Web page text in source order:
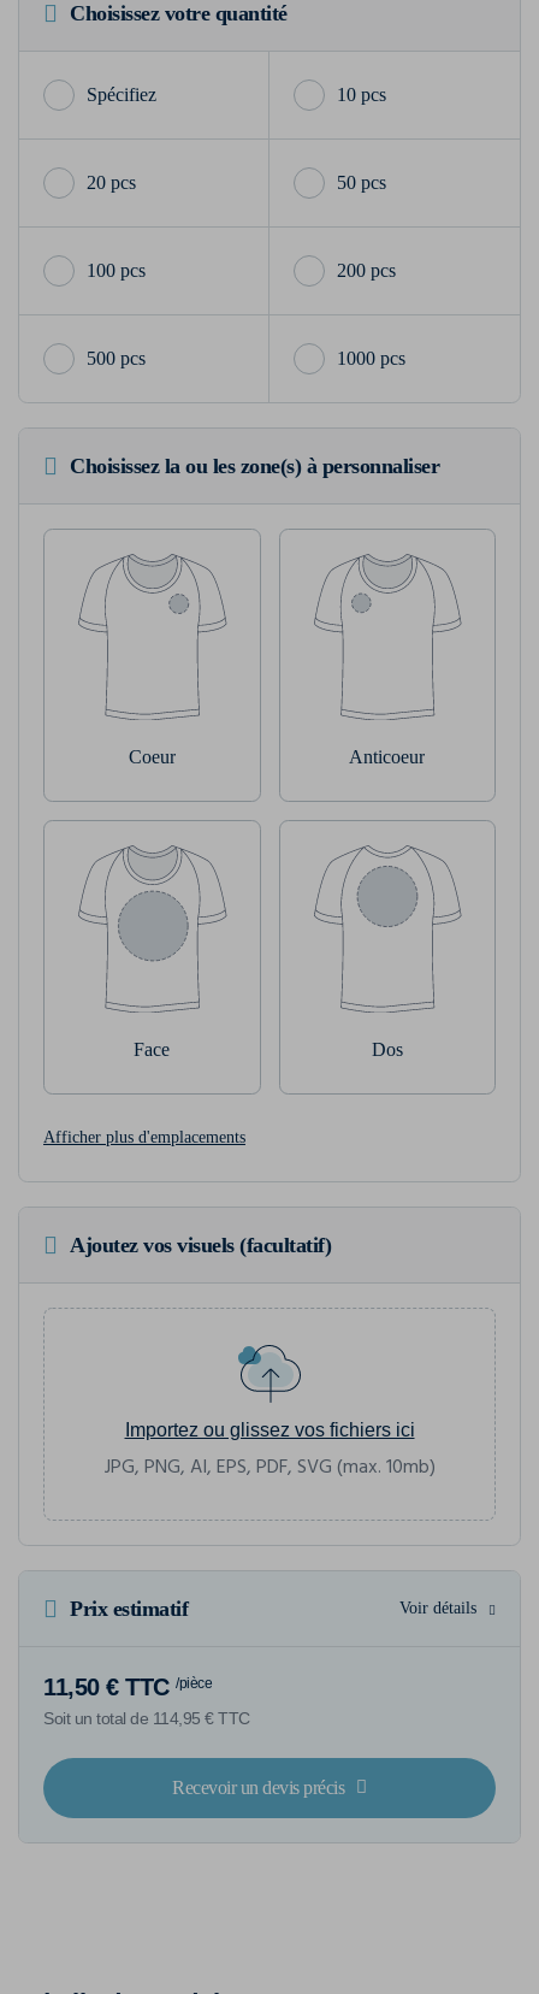
Choisissez votre quantité
10 pcs
20 pcs 50 pcs
100 pcs 200 pcs
500 pcs 1000 pcs
Choisissez la ou les zone(s) à personnaliser
Coeur Anticoeur
Face Dos
Afficher plus d'emplacements
Ajoutez vos visuels (facultatif)
Importez ou glissez vos fichiers ici
JPG, PNG, AI, EPS, PDF, SVG (max. 10mb)
Prix estimatif Voir détails
11,50 € TTC /pièce
Soit un total de 114,95 € TTC
Recevoir un devis précis